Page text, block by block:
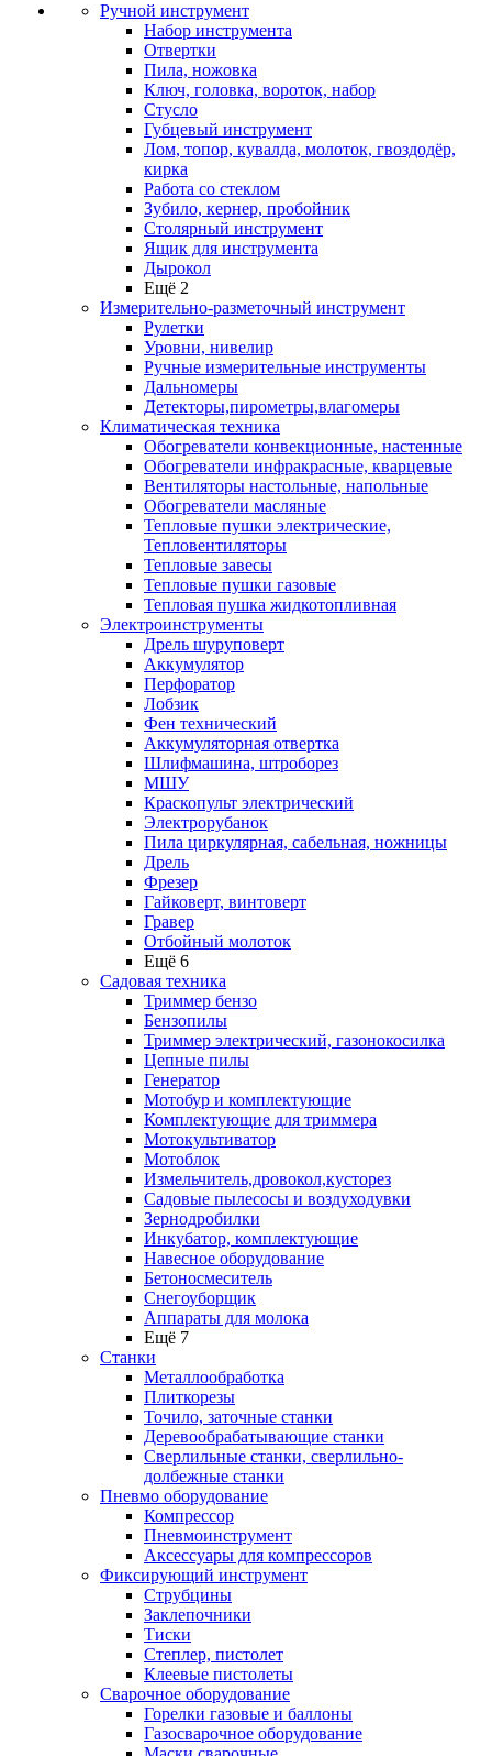
Ручной инструмент
Набор инструмента
Отвертки
Пила, ножовка
Ключ, головка, вороток, набор
Стусло
Губцевый инструмент
Лом, топор, кувалда, молоток, гвоздодёр,
кирка
Работа со стеклом
Зубило, кернер, пробойник
Столярный инструмент
Ящик для инструмента
Дырокол
Ещё 2
Измерительно-разметочный инструмент
Рулетки
Уровни, нивелир
Ручные измерительные инструменты
Дальномеры
Детекторы,пирометры,влагомеры
Климатическая техника
Обогреватели конвекционные, настенные
Обогреватели инфракрасные, кварцевые
Вентиляторы настольные, напольные
Обогреватели масляные
Тепловые пушки электрические,
Тепловентиляторы
Тепловые завесы
Тепловые пушки газовые
Тепловая пушка жидкотопливная
Электроинструменты
Дрель шуруповерт
Аккумулятор
Перфоратор
Лобзик
Фен технический
Аккумуляторная отвертка
Шлифмашина, штроборез
МШУ
Краскопульт электрический
Электрорубанок
Пила циркулярная, сабельная, ножницы
Дрель
Фрезер
Гайковерт, винтоверт
Гравер
Отбойный молоток
Ещё 6
Садовая техника
Триммер бензо
Бензопилы
Триммер электрический, газонокосилка
Цепные пилы
Генератор
Мотобур и комплектующие
Комплектующие для триммера
Мотокультиватор
Мотоблок
Измельчитель,дровокол,кусторез
Садовые пылесосы и воздуходувки
Зернодробилки
Инкубатор, комплектующие
Навесное оборудование
Бетоносмеситель
Снегоуборщик
Аппараты для молока
Ещё 7
Станки
Металлообработка
Плиткорезы
Точило, заточные станки
Деревообрабатывающие станки
Сверлильные станки, сверлильно-
долбежные станки
Пневмо оборудование
Компрессор
Пневмоинструмент
Аксессуары для компрессоров
Фиксирующий инструмент
Струбцины
Заклепочники
Тиски
Степлер, пистолет
Клеевые пистолеты
Сварочное оборудование
Горелки газовые и баллоны
Газосварочное оборудование